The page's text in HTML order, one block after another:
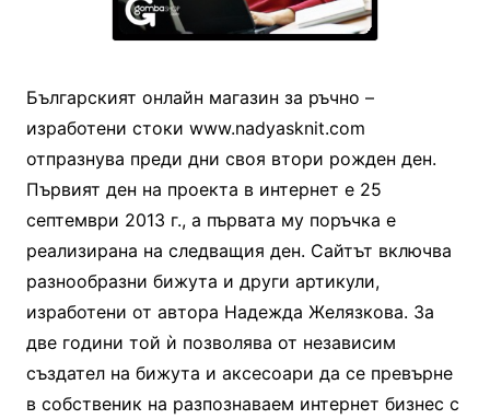
Българският онлайн магазин за ръчно –
изработени стоки www.nadyasknit.com
отпразнува преди дни своя втори рожден ден.
Първият ден на проекта в интернет е 25
септември 2013 г., а първата му поръчка е
реализирана на следващия ден. Сайтът включва
разнообразни бижута и други артикули,
изработени от авторa Надежда Желязкова. За
две години той ѝ позволява от независим
създател на бижута и аксесоари да се превърне
в собственик на разпознаваем интернет бизнес с